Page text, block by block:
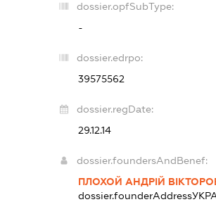
dossier.opfSubType:
-
dossier.edrpo:
39575562
dossier.regDate:
29.12.14
dossier.foundersAndBenef:
ПЛОХОЙ АНДРІЙ
dossier.founderAddress